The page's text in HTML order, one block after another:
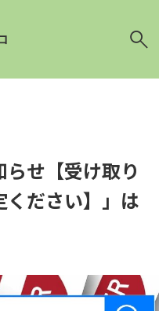
らせ【受け取り
ください】」は